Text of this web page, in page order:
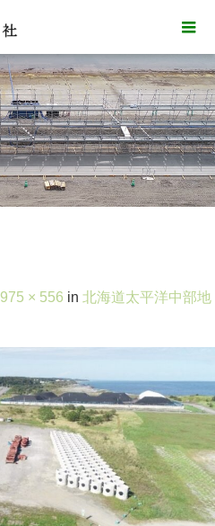
975 × 556 in 北海道太平洋中部地